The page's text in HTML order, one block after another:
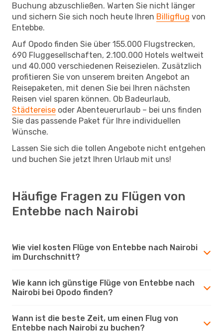
Buchung abzuschließen. Warten Sie nicht länger
und sichern Sie sich noch heute Ihren Billigflug von
Entebbe.
Auf Opodo finden Sie über 155.000 Flugstrecken,
690 Fluggesellschaften, 2.100.000 Hotels weltweit
und 40.000 verschiedenen Reisezielen. Zusätzlich
profitieren Sie von unserem breiten Angebot an
Reisepaketen, mit denen Sie bei Ihren nächsten
Reisen viel sparen können. Ob Badeurlaub,
Städtereise oder Abenteuerurlaub – bei uns finden
Sie das passende Paket für Ihre individuellen
Wünsche.
Lassen Sie sich die tollen Angebote nicht entgehen
und buchen Sie jetzt Ihren Urlaub mit uns!
Häufige Fragen zu Flügen von
Entebbe nach Nairobi
Wie viel kosten Flüge von Entebbe nach Nairobi
im Durchschnitt?
Wie kann ich günstige Flüge von Entebbe nach
Nairobi bei Opodo finden?
Wann ist die beste Zeit, um einen Flug von
Entebbe nach Nairobi zu buchen?